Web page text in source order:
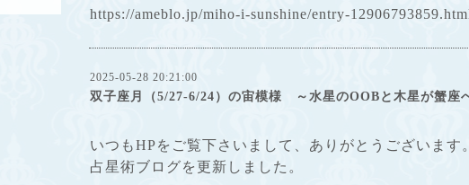
https://ameblo.jp/miho-i-sunshine/entry-
2025-05-28 20:21:00
双子座月（5/27-6/24）の宙模様 ～水星のOOBと木星が蟹座
いつもHPをご覧下さいまして、ありがとうございます。
占星術ブログを更新しました。